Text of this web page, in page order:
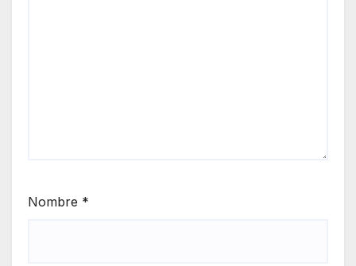
Nombre *